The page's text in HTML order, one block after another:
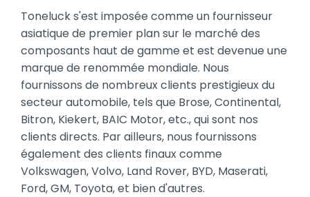
Toneluck s'est imposée comme un fournisseur
asiatique de premier plan sur le marché des
composants haut de gamme et est devenue une
marque de renommée mondiale. Nous
fournissons de nombreux clients prestigieux du
secteur automobile, tels que Brose, Continental,
Bitron, Kiekert, BAIC Motor, etc., qui sont nos
clients directs. Par ailleurs, nous fournissons
également des clients finaux comme
Volkswagen, Volvo, Land Rover, BYD, Maserati,
Ford, GM, Toyota, et bien d'autres.